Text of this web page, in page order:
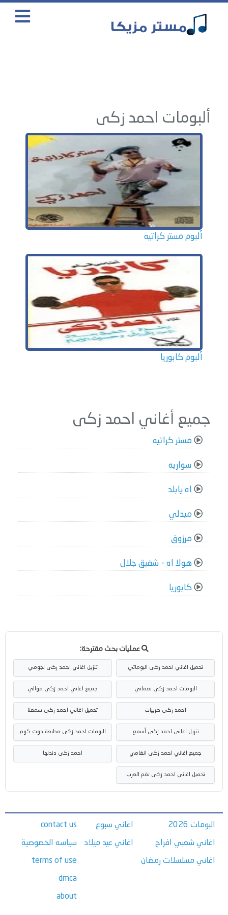
ألبومات احمد زكى
ألبوم مستر كراتيه
ألبوم كابوريا
جميع أغاني احمد زكى
مستر كراتيه
سواريه
اه يابلد
ميدلي
مرزوق
هولا اه - شفيق جلال
كابوريا
عمليات بحث مقترحة:
تحميل اغاني احمد زكى البوماتي تنزيل اغاني احمد زكى نجومي
البومات احمد زكى نغماتي جميع اغاني احمد زكى موالي
احمد زكى طربيات تحميل اغاني احمد زكى سمعنا
تنزيل اغاني احمد زكى أسمع البومات احمد زكى مطبعة دوت كوم
جميع اغاني احمد زكى انغامي احمد زكى دندنها
تحميل اغاني احمد زكى نغم العرب
البومات 2026
اغاني شعبي افراح
اغاني مسلسلات رمضان
اغاني سبوع
اغاني عيد ميلاد
contact us
سياسه الخصوصية
terms of use
dmca
about